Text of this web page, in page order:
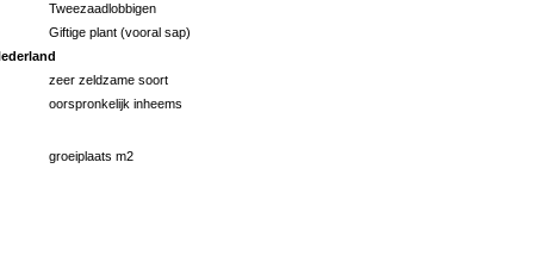
Tweezaadlobbigen
Giftige plant (vooral sap)
zeer zeldzame soort
oorspronkelijk inheems
groeiplaats m2